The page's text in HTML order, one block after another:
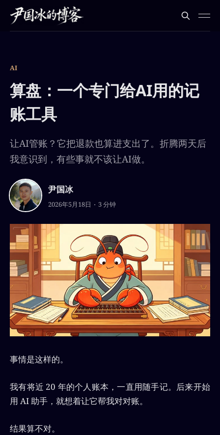
AI
算盘：一个专门给AI用的记
账工具
让AI管账？它把退款也算进支出了。折腾两天后
我意识到，有些事就不该让AI做。
尹国冰
2026年5月18日 3 分钟
事情是这样的。
我有将近 20 年的个人账本，一直用随手记。后来开始
用 AI 助手，就想着让它帮我对对账。
结果算不对。